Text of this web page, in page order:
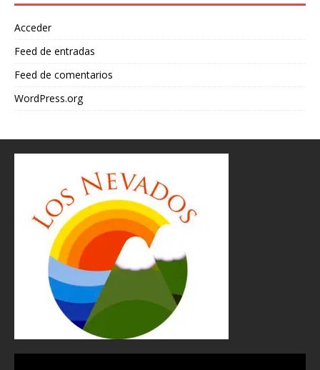
Acceder
Feed de entradas
Feed de comentarios
WordPress.org